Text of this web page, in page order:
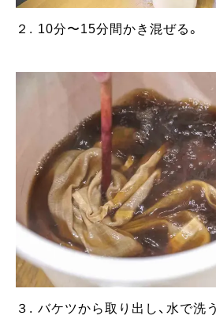
２. 10分〜15分間かき混ぜる。
３. バケツから取り出し、水で洗う